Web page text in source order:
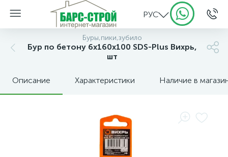
РУС
Буры,пики,зубило
Бур по бетону 6x160x100 SDS-Plus Вихрь,
шт
Описание Характеристики Наличие в